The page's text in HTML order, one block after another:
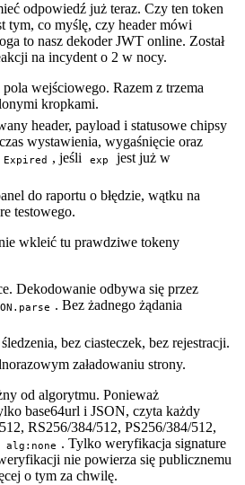
odpowiedź już teraz. Czy ten token
tym, co myślę, czy header mówi
to nasz dekoder JWT online. Został
na incydent o 2 w nocy.
wejściowego. Razem z trzema
kropkami.
header, payload i statusowe chipsy
wystawienia, wygaśnięcie oraz
Expired , jeśli exp
jest już w
do raportu o błędzie, wątku na
testowego.
wkleić tu prawdziwe tokeny
Dekodowanie odbywa się przez
. Bez żadnego żądania
bez ciasteczek, bez rejestracji.
załadowaniu strony.
od algorytmu. Ponieważ
base64url i JSON, czyta każdy
RS256/384/512, PS256/384/512,
alg:none . Tylko weryfikacja signature
nie powierza się publicznemu
o tym za chwilę.